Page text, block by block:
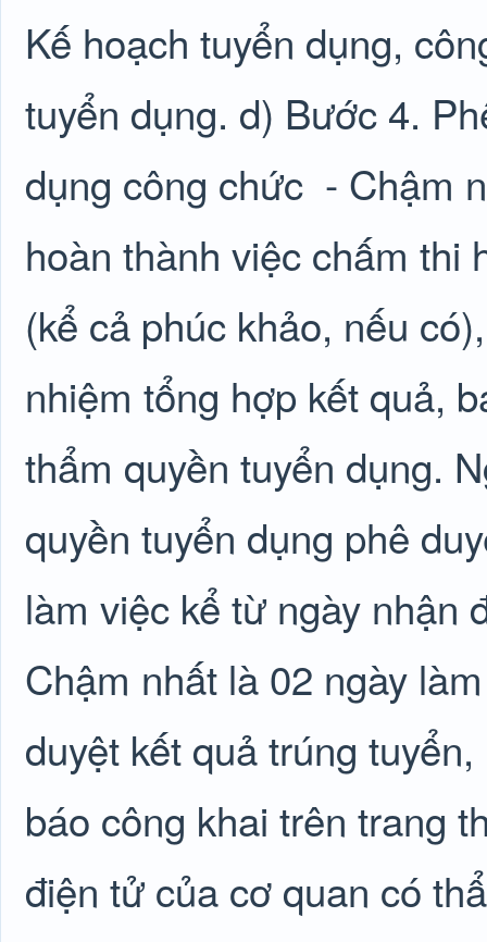
Kế hoạch tuyển dụng,
tuyển dụng. d) Bước 4.
dụng công chức - Chậm
hoàn thành việc chấm thi
(kể cả phúc khảo, nếu
nhiệm tổng hợp kết quả,
thẩm quyền tuyển dụng.
quyền tuyển dụng phê
làm việc kể từ ngày nhận
Chậm nhất là 02 ngày
duyệt kết quả trúng
báo công khai trên trang
điện tử của cơ quan có